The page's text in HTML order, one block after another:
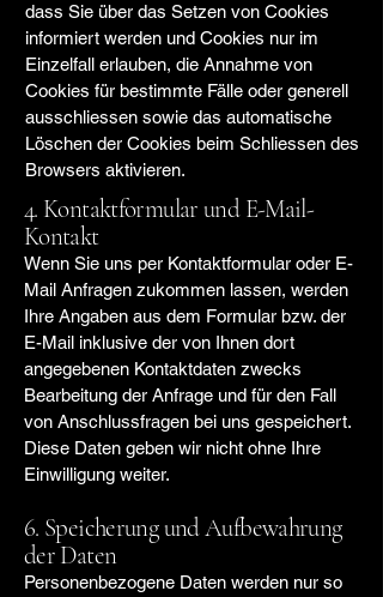
dass Sie über das Setzen von Cookies
informiert werden und Cookies nur im
Einzelfall erlauben, die Annahme von
Cookies für bestimmte Fälle oder generell
ausschliessen sowie das automatische
Löschen der Cookies beim Schliessen des
Browsers aktivieren.
4. Kontaktformular und E-Mail-
Kontakt
Wenn Sie uns per Kontaktformular oder E-
Mail Anfragen zukommen lassen, werden
Ihre Angaben aus dem Formular bzw. der
E-Mail inklusive der von Ihnen dort
angegebenen Kontaktdaten zwecks
Bearbeitung der Anfrage und für den Fall
von Anschlussfragen bei uns gespeichert.
Diese Daten geben wir nicht ohne Ihre
Einwilligung weiter.
6. Speicherung und Aufbewahrung
der Daten
Personenbezogene Daten werden nur so